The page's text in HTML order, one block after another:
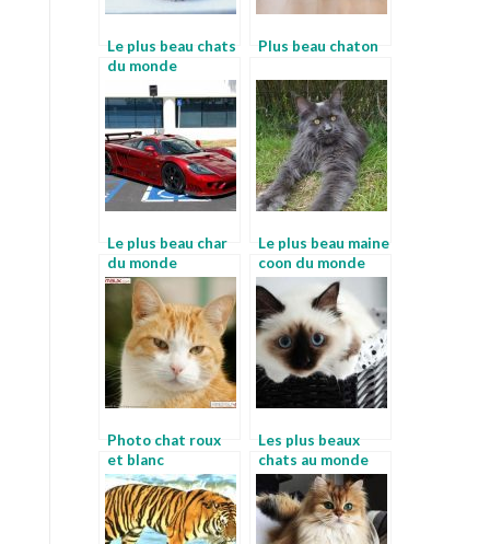
Le plus beau chats
du monde
Plus beau chaton
Le plus beau char
du monde
Le plus beau maine
coon du monde
Photo chat roux
et blanc
Les plus beaux
chats au monde